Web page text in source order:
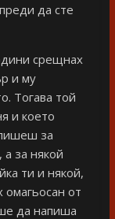
да сте
срещнах
и му
Тогава той
и което
за
а за някой
ти и някой,
омагьосан от
да напиша